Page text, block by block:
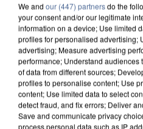
L’UN DES FONDATEURS
MAFIA INTERPELLÉ EN
We and our (447) partnersdo the
your consent and/or our legitimate
information on a device; Use limited
profiles for personalised advertising;
advertising; Measure advertising
performance; Understand audiences
of data from different sources;
profiles to personalise content; Use
content; Use limited data to select
detect fraud, and fix errors; Deliver
Save and communicate privacy
process personal data such as IP